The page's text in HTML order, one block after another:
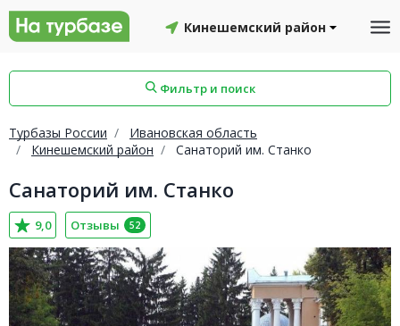
Кинешемский район
Фильтр и поиск
Турбазы России
Ивановская область
Кинешемский район
Санаторий им. Станко
Санаторий им. Станко
9,0 Отзывы 52
Смоленский район Топчихинский район